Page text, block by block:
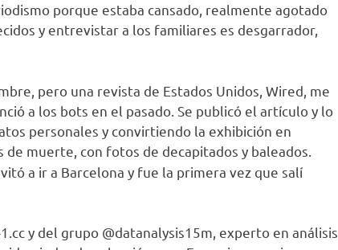
porque estaba cansado, realmente agotado
y entrevistar a los familiares es desgarrador,
pero una revista de Estados Unidos, Wired, me
a los bots en el pasado. Se publicó el artículo y lo
personales y convirtiendo la exhibición en
de muerte, con fotos de decapitados y baleados.
a ir a Barcelona y fue la primera vez que salí
y del grupo @datanalysis15m, experto en análisis